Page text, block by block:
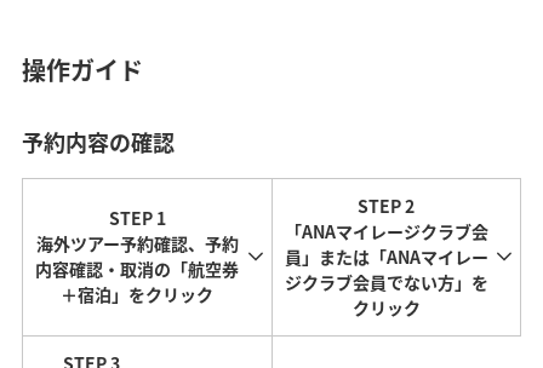
操作ガイド
予約内容の確認
STEP 1
海外ツアー予約確認、予約
内容確認・取消の「航空券
＋宿泊」をクリック
STEP 2
「ANAマイレージクラブ会
員」または「ANAマイレー
ジクラブ会員でない方」を
クリック
STEP 3